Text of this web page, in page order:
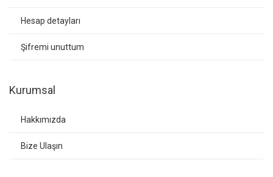
Hesap detayları
Şifremi unuttum
Kurumsal
Hakkımızda
Bize Ulaşın